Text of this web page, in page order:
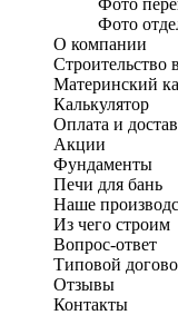
Фото
Фото
О компании
Строительство
Материнский
Калькулятор
Оплата и
Акции
Фундаменты
Печи для бань
Наше
Из чего строим
Вопрос-ответ
Типовой
Отзывы
Контакты